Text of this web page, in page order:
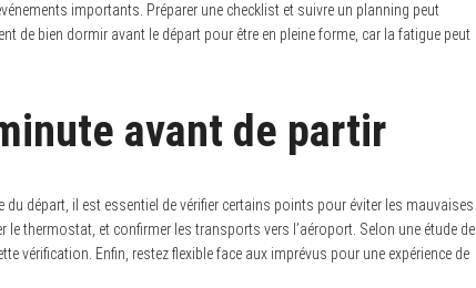
importants. Préparer une checklist et suivre un planning peut
de bien dormir avant le départ pour être en pleine forme, car la fatigue peut
avant de partir
du départ, il est essentiel de vérifier certains points pour éviter les mauvaises
thermostat, et confirmer les transports vers l’aéroport. Selon une étude de
vérification. Enfin, restez flexible face aux imprévus pour une expérience de